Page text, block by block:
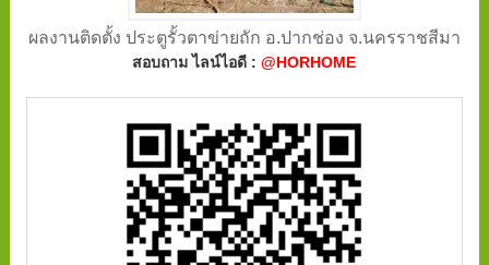
ผลงานติดตั้ง ประตูรั้วตาข่ายถัก อ.ปากช่อง จ.นครราชสีมา
สอบถาม ไลน์ไอดี :@HORHOME